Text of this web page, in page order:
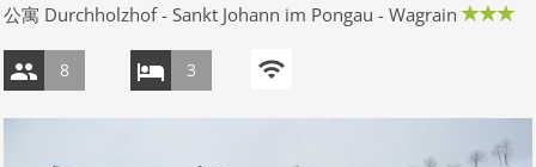
公寓 Durchholzhof - Sankt Johann im Pongau - Wagrain
8 3